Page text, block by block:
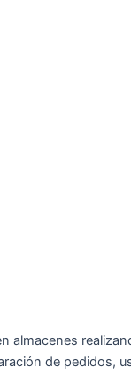
almacenes
de pedidos,